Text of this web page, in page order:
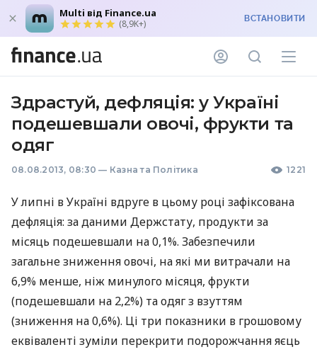
Multi від Finance.ua
(8,9K+) ВСТАНОВИТИ
Здрастуй, дефляція: у Україні
подешевшали овочі, фрукти та
одяг
08.08.2013, 08:30 — Казна та Політика 1221
У липні в Україні вдруге в цьому році зафіксована
дефляція: за даними Держстату, продукти за
місяць подешевшали на 0,1%. Забезпечили
загальне зниження овочі, на які ми витрачали на
6,9% менше, ніж минулого місяця, фрукти
(подешевшали на 2,2%) та одяг з взуттям
(зниження на 0,6%). Ці три показники в грошовому
еквіваленті зуміли перекрити подорожчання яєць